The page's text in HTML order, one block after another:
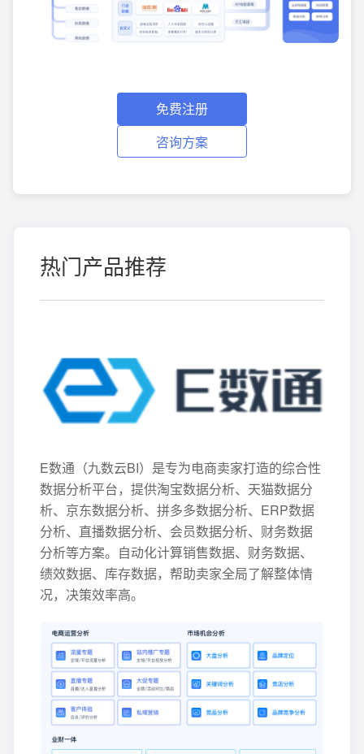
免费注册
咨询方案
热门产品推荐
E数通（九数云BI）是专为电商卖家打造的综合性
数据分析平台，提供淘宝数据分析、天猫数据分
析、京东数据分析、拼多多数据分析、ERP数据
分析、直播数据分析、会员数据分析、财务数据
分析等方案。自动化计算销售数据、财务数据、
绩效数据、库存数据，帮助卖家全局了解整体情
况，决策效率高。